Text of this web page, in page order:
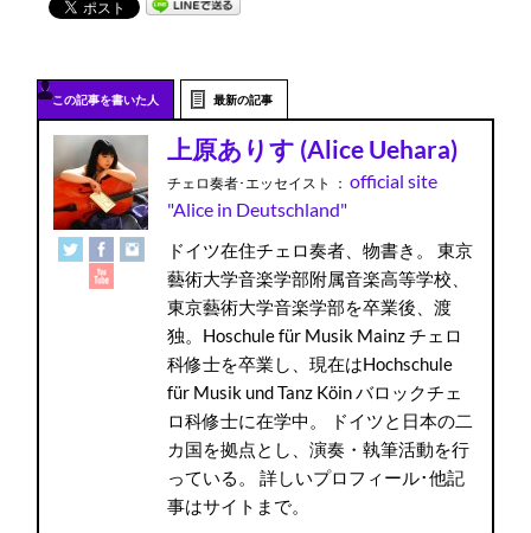
この記事を書いた人 最新の記事
上原ありす (Alice Uehara)
チェロ奏者･エッセイスト ：official site
"Alice in Deutschland"
ドイツ在住チェロ奏者、物書き。 東京
藝術大学音楽学部附属音楽高等学校、
東京藝術大学音楽学部を卒業後、渡
独。Hoschule für Musik Mainz チェロ
科修士を卒業し、現在はHochschule
für Musik und Tanz Köin バロックチェ
ロ科修士に在学中。 ドイツと日本の二
カ国を拠点とし、演奏・執筆活動を行
っている。 詳しいプロフィール･他記
事はサイトまで。